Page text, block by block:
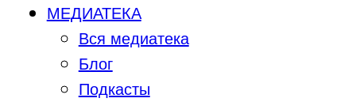
МЕДИАТЕКА
Вся медиатека
Блог
Подкасты